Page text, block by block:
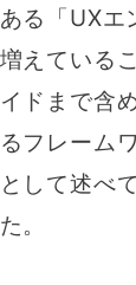
る「UXエ
えている
ドまで含
フレーム
して述べ
。